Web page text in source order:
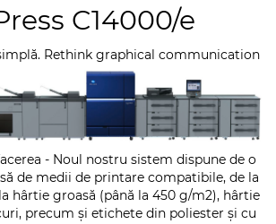
C14000/e
Rethink graphical communication
- Noul nostru sistem dispune de o
de medii de printare compatibile, de la
hârtie groasă (până la 450 g/m2), hârtie
precum şi etichete din poliester şi cu